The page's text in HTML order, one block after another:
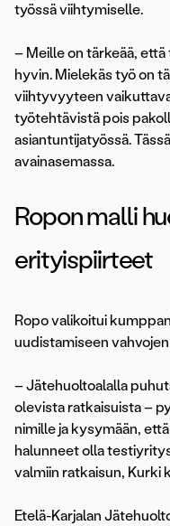
työssä viihtymiselle.
– Meille on tärkeää,
hyvin. Mielekäs työ on
viihtyvyyteen
työtehtävistä pois
asiantuntijatyössä.
avainasemassa.
Ropon malli
erityispiirteet
Ropo valikoitui
uudistamiseen
– Jätehuoltoalalla
olevista ratkaisuista –
nimille ja kysymään,
halunneet olla
valmiin ratkaisun, Kurki
Etelä-Karjalan